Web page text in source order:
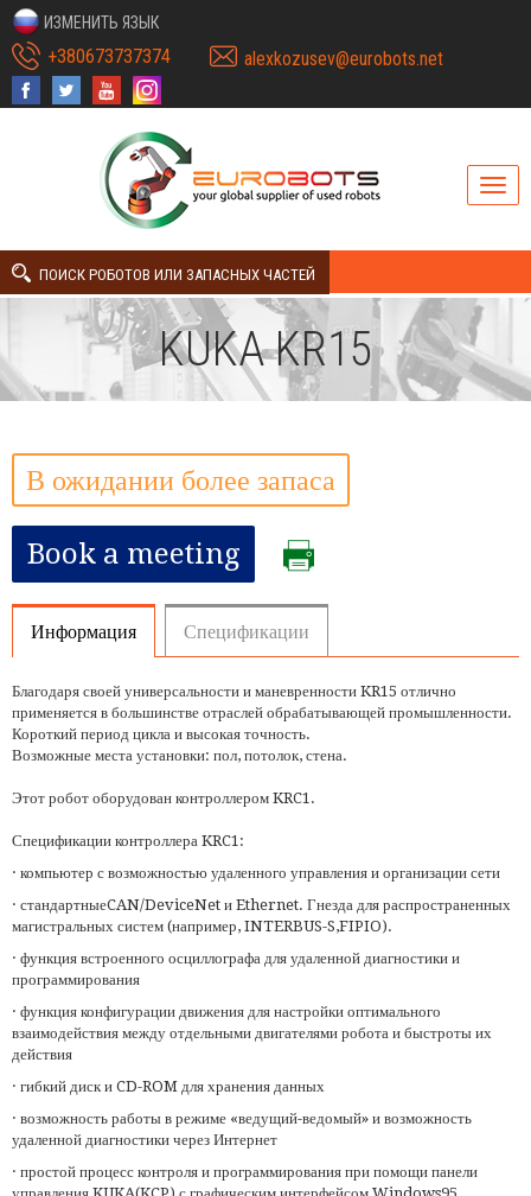
ИЗМЕНИТЬ ЯЗЫК
+380673737374 alexkozusev@eurobots.net
ПОИСК РОБОТОВ ИЛИ ЗАПАСНЫХ ЧАСТЕЙ
KUKA KR15
В ожидании более запаса
Book a meeting
Информация Спецификации
Благодаря своей универсальности и маневренности KR15 отлично
применяется в большинстве отраслей обрабатывающей промышленности.
Короткий период цикла и высокая точность.
Возможные места установки: пол, потолок, стена.
Этот робот оборудован контроллером KRC1.
Спецификации контроллера KRC1:
· компьютер с возможностью удаленного управления и организации сети
· стандартныеCAN/DeviceNet и Ethernet. Гнезда для распространенных
магистральных систем (например, INTERBUS-S,FIPIO).
· функция встроенного осциллографа для удаленной диагностики и
программирования
· функция конфигурации движения для настройки оптимального
взаимодействия между отдельными двигателями робота и быстроты их
действия
· гибкий диск и CD-ROM для хранения данных
· возможность работы в режиме «ведущий-ведомый» и возможность
удаленной диагностики через Интернет
· простой процесс контроля и программирования при помощи панели
управления KUKA(KCP) с графическим интерфейсом Windows95